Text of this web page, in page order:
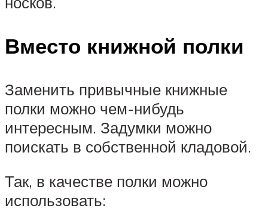
Вместо книжной полки
Заменить привычные книжные
полки можно чем-нибудь
интересным. Задумки можно
поискать в собственной кладовой.
Так, в качестве полки можно
использовать: